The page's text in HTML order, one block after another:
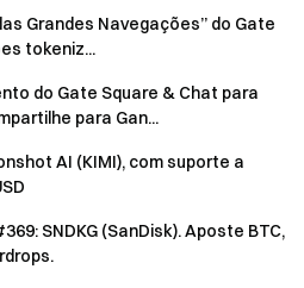
todos os
em [Participe agora] para se
de identidade antes do
= Volume de compra + Volume
Grandes Navegações” do Gate
tokeniz...
do Gate Square & Chat para
para Gan...
AI (KIMI), com suporte a
SNDKG (SanDisk). Aposte BTC,